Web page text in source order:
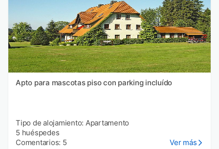
Apto para mascotas piso con parking incluído
Tipo de alojamiento: Apartamento
5 huéspedes
Comentarios: 5
Ver más